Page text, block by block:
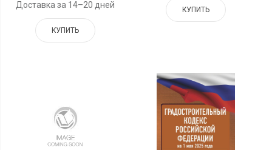
Доставка за 14–20 дней
КУПИТЬ
КУПИТЬ